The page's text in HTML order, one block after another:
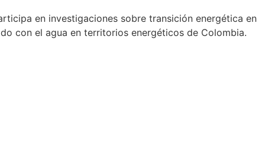
en investigaciones sobre transición energética en
con el agua en territorios energéticos de Colombia.